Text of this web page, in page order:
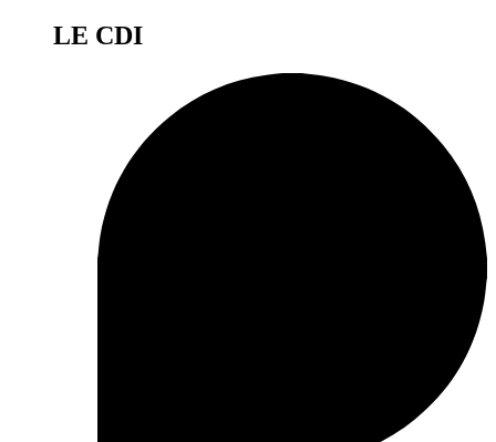
LE CDI